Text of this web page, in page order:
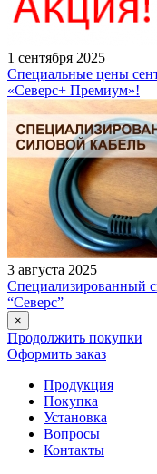
1 сентября 2025
Специальные цены
«Северс+ Премиум»!
3 августа 2025
Специализированный
“Северс”
×
Продолжить покупки
Оформить заказ
Продукция
Покупка
Установка
Вопросы
Контакты